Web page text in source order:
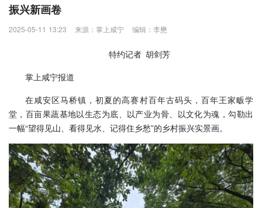
振兴新画卷
2025-05-11 13:23 来源：掌上咸宁 编辑：李懋
特约记者 胡剑芳
掌上咸宁报道
在咸安区马桥镇，初夏的高赛村百年古码头，百年王家畈学
堂，百亩果蔬基地以生态为底、以产业为骨、以文化为魂，勾勒出
一幅“望得见山、看得见水、记得住乡愁”的乡村振兴实景画。